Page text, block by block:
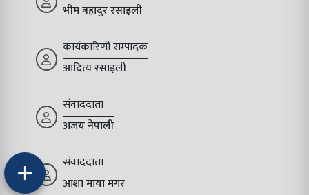
भीम बहादुर रसाइली
कार्यकारिणी सम्पादक
आदित्य रसाइली
संवाददाता
अजय नेपाली
संवाददाता
आशा माया मगर